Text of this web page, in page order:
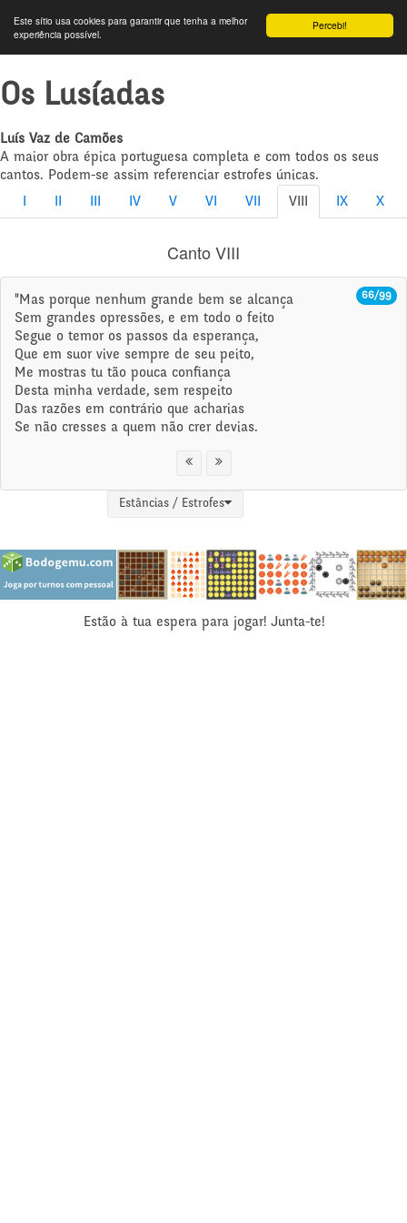
Percebi!
Este sítio usa cookies para garantir que tenha a melhor
experiência possível.
Os Lusíadas
Luís Vaz de Camões
A maior obra épica portuguesa completa e com todos os seus
cantos. Podem-se assim referenciar estrofes únicas.
IV V VI VII VIII IX X
Canto VIII
66/99
"Mas porque nenhum grande bem se alcança
Sem grandes opressões, e em todo o feito
Segue o temor os passos da esperança,
Que em suor vive sempre de seu peito,
Me mostras tu tão pouca confiança
Desta minha verdade, sem respeito
Das razões em contrário que acharias
Se não cresses a quem não crer devias.
Estâncias / Estrofes
Estão à tua espera para jogar! Junta-te!